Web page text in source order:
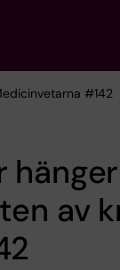
#142
av